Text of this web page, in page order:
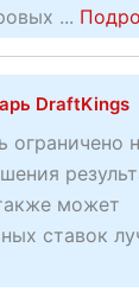
т
в
е
р
ж
д
е
н
а
...
DraftKings
ограничено
может
ставок